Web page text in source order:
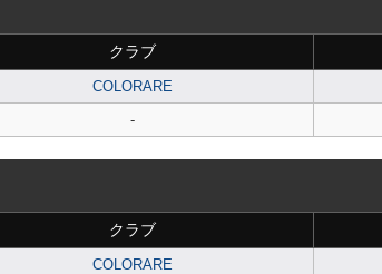
クラブ
COLORARE
-
クラブ
COLORARE